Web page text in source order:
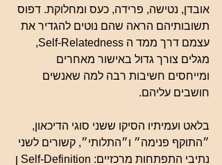
אובדן, נטישה, פרידה, כעס ומחלוקת. דפוס
תשובותיהם הראה שהם נוטים להגדיר את
עצמם דרך ממד ה Self-Relatedness,
מגלים צורך גדול באישור מאחרים
ומייחסים חשיבות רבה למה שאנשים
חושבים עליהם.
בלאט ועמיתיו הסיקו ששני סוגי הדיכאון,
״התוקף פנימה״ ו״התלותי״, קשורים לשני
נתיבי התפתחות מרכזיים: Self-Definition ן